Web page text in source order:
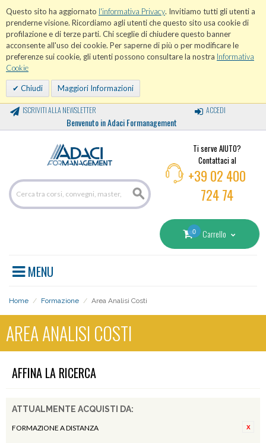
Questo sito ha aggiornato l'informativa Privacy. Invitiamo tutti gli utenti a
prenderne visione. Ricordiamo agli utenti che questo sito usa cookie di
profilazione e di terze parti. Chi sceglie di chiudere questo banner
acconsente all'uso dei cookie. Per saperne di più o per modificare le
preferenze sui cookie, gli utenti possono consultare la nostra Informativa
Cookie
Chiudi Maggiori Informazioni
ISCRIVITI ALLA NEWSLETTER
Benvenuto in Adaci Formanagement
ACCEDI
Ti serve AIUTO?
Contattaci al
+39 02 400
724 74
0 Carrello
MENU
Home / Formazione / Area Analisi Costi
AREA ANALISI COSTI
AFFINA LA RICERCA
ATTUALMENTE ACQUISTI DA:
FORMAZIONE A DISTANZA